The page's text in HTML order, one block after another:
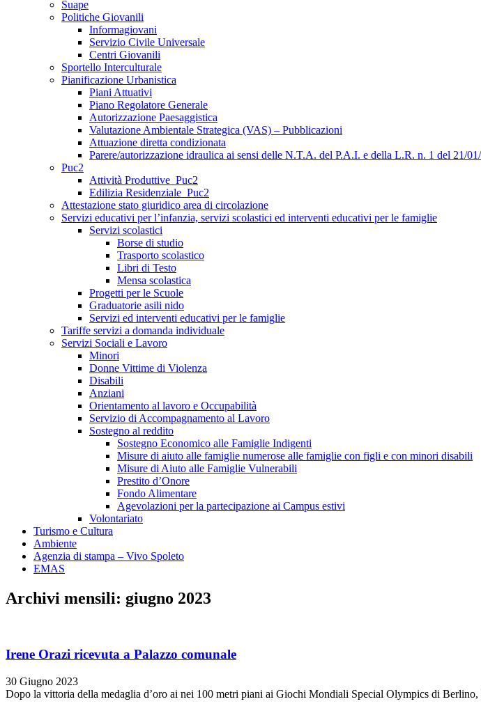
Suape
Politiche Giovanili
Informagiovani
Servizio Civile Universale
Centri Giovanili
Sportello Interculturale
Pianificazione Urbanistica
Piani Attuativi
Piano Regolatore Generale
Autorizzazione Paesaggistica
Valutazione Ambientale Strategica (VAS) – Pubblicazioni
Attuazione diretta condizionata
Parere/autorizzazione idraulica ai sensi delle N.T.A. del P.A.I. e della L.R. n. 1 del 21/
Puc2
Attività Produttive_Puc2
Edilizia Residenziale_Puc2
Attestazione stato giuridico area di circolazione
Servizi educativi per l’infanzia, servizi scolastici ed interventi educativi per le famiglie
Servizi scolastici
Borse di studio
Trasporto scolastico
Libri di Testo
Mensa scolastica
Progetti per le Scuole
Graduatorie asili nido
Servizi ed interventi educativi per le famiglie
Tariffe servizi a domanda individuale
Servizi Sociali e Lavoro
Minori
Donne Vittime di Violenza
Disabili
Anziani
Orientamento al lavoro e Occupabilità
Servizio di Accompagnamento al Lavoro
Sostegno al reddito
Sostegno Economico alle Famiglie Indigenti
Misure di aiuto alle famiglie numerose alle famiglie con figli e con minori disabili
Misure di Aiuto alle Famiglie Vulnerabili
Prestito d’Onore
Fondo Alimentare
Agevolazioni per la partecipazione ai Campus estivi
Volontariato
Turismo e Cultura
Ambiente
Agenzia di stampa – Vivo Spoleto
EMAS
Archivi mensili: giugno 2023
Irene Orazi ricevuta a Palazzo comunale
30 Giugno 2023
Dopo la vittoria della medaglia d’oro ai nei 100 metri piani ai Giochi Mondiali Special Olympics di